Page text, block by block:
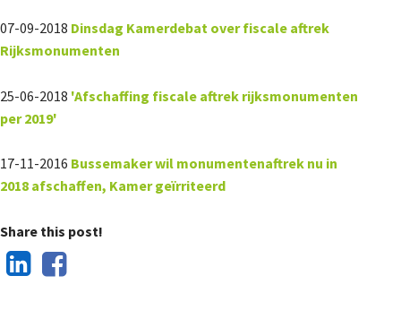
07-09-2018 Dinsdag Kamerdebat over fiscale aftrek
Rijksmonumenten
25-06-2018 'Afschaffing fiscale aftrek rijksmonumenten
per 2019'
17-11-2016 Bussemaker wil monumentenaftrek nu in
2018 afschaffen, Kamer geïrriteerd
Share this post!